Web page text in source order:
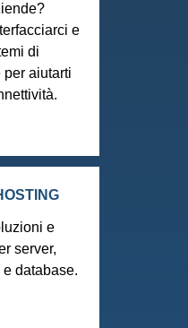
e
di
aiutarti
e
server,
e database.